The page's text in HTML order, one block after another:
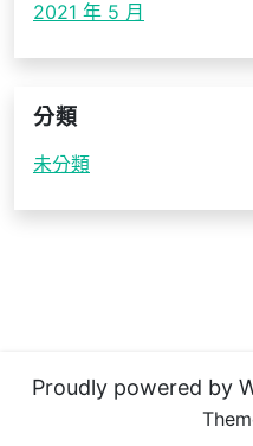
2021 年 5 月
分類
未分類
Proudly powered by